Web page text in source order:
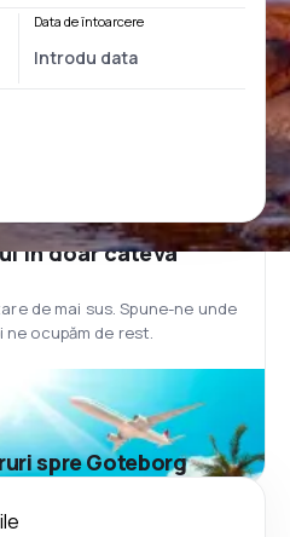
Data de întoarcere
în doar câteva
de mai sus. Spune-ne unde
ne ocupăm de rest.
spre Goteborg